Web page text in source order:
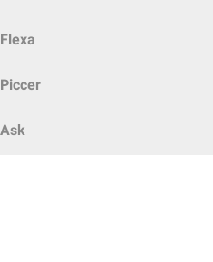
Flexa
Piccer
Ask